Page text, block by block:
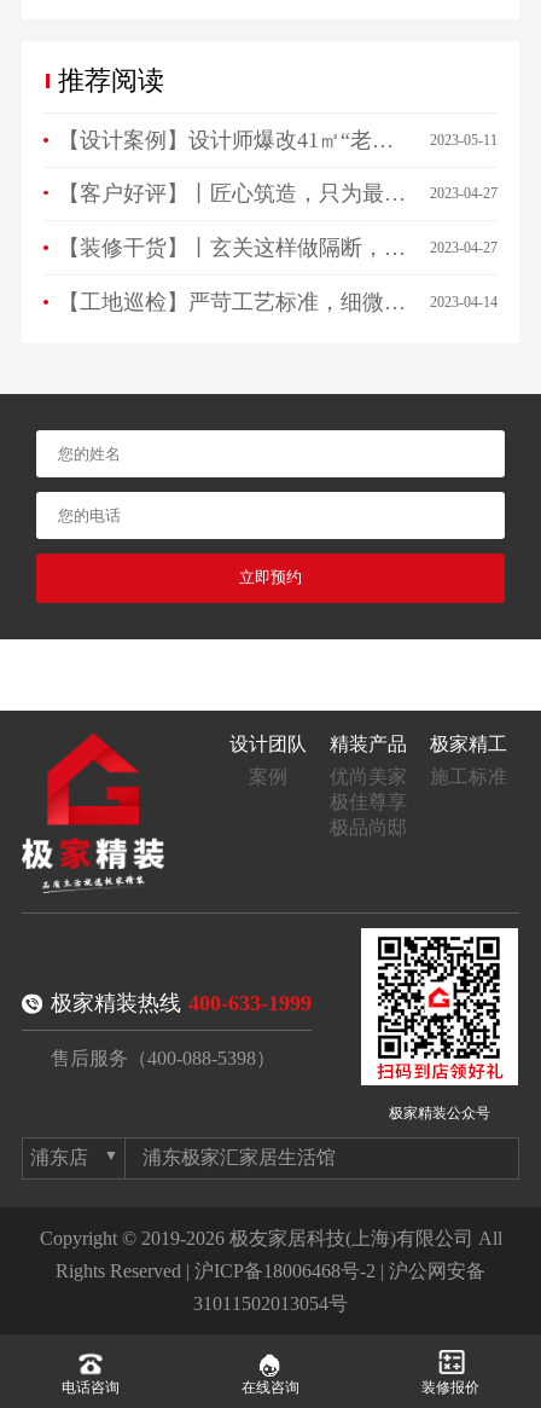
推荐阅读
【设计案例】设计师爆改41㎡“老破小”，一房变三房，住祖孙三代五口人不拥挤！ 2023-05-11
【客户好评】丨匠心筑造，只为最美相遇，来看看ta们怎么说… 2023-04-27
【装修干货】丨玄关这样做隔断，一进门就被惊艳！ 2023-04-27
【工地巡检】严苛工艺标准，细微之处见品质！ 2023-04-14
立即预约
设计团队
案例
精装产品
优尚美家
极佳尊享
极品尚邸
极家精工
施工标准
极家精装热线 400-633-1999
售后服务（400-088-5398）
极家精装公众号
浦东极家汇家居生活馆
Copyright © 2019-2026 极友家居科技(上海)有限公司 All
Rights Reserved | 沪ICP备18006468号-2 | 沪公网安备
31011502013054号
电话咨询 在线咨询 装修报价